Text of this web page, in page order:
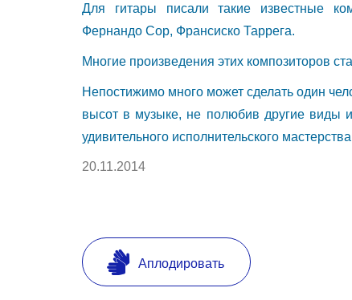
Для гитары писали такие известные
Фернандо Сор, Франсиско Таррега.
Многие произведения этих композиторов
Непостижимо много может сделать один
высот в музыке, не полюбив другие виды
удивительного исполнительского
20.11.2014
Аплодировать